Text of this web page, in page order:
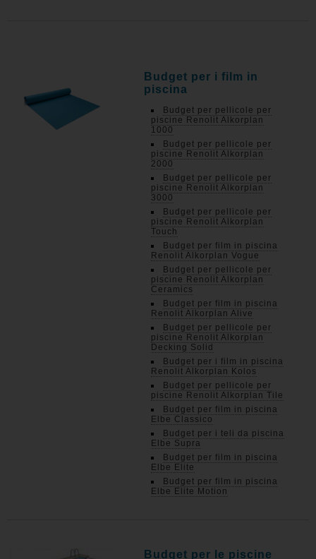
Budget per i film in
piscina
Budget per pellicole per
piscine Renolit Alkorplan
1000
Budget per pellicole per
piscine Renolit Alkorplan
2000
Budget per pellicole per
piscine Renolit Alkorplan
3000
Budget per pellicole per
piscine Renolit Alkorplan
Touch
Budget per film in piscina
Renolit Alkorplan Vogue
Budget per pellicole per
piscine Renolit Alkorplan
Ceramics
Budget per film in piscina
Renolit Alkorplan Alive
Budget per pellicole per
piscine Renolit Alkorplan
Decking Solid
Budget per i film in piscina
Renolit Alkorplan Kolos
Budget per pellicole per
piscine Renolit Alkorplan Tile
Budget per film in piscina
Elbe Classico
Budget per i teli da piscina
Elbe Supra
Budget per film in piscina
Elbe Elite
Budget per film in piscina
Elbe Elite Motion
Budget per le piscine